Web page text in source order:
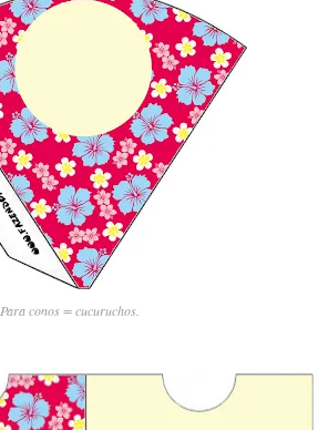
Para conos = cucuruchos.